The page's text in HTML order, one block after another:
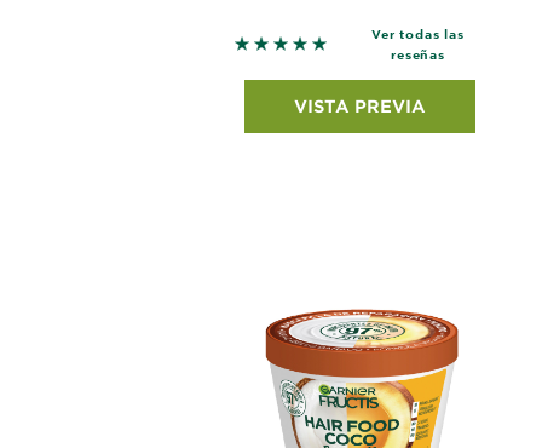
5 out of 5 stars based on reviews
Ver todas las
reseñas
VISTA PREVIA